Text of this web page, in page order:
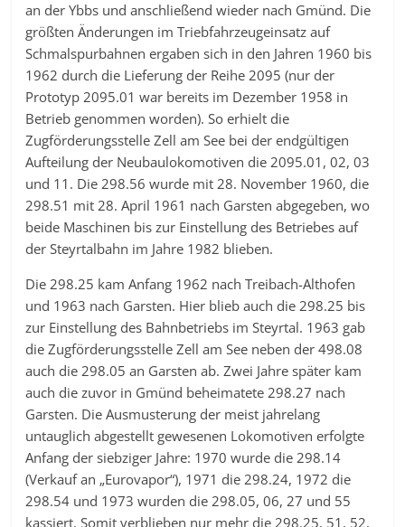
an der Ybbs und anschließend wieder nach Gmünd. Die
größten Änderungen im Triebfahrzeugeinsatz auf
Schmalspurbahnen ergaben sich in den Jahren 1960 bis
1962 durch die Lieferung der Reihe 2095 (nur der
Prototyp 2095.01 war bereits im Dezember 1958 in
Betrieb genommen worden). So erhielt die
Zugförderungsstelle Zell am See bei der endgültigen
Aufteilung der Neubaulokomotiven die 2095.01, 02, 03
und 11. Die 298.56 wurde mit 28. November 1960, die
298.51 mit 28. April 1961 nach Garsten abgegeben, wo
beide Maschinen bis zur Einstellung des Betriebes auf
der Steyrtalbahn im Jahre 1982 blieben.
Die 298.25 kam Anfang 1962 nach Treibach-Althofen
und 1963 nach Garsten. Hier blieb auch die 298.25 bis
zur Einstellung des Bahnbetriebs im Steyrtal. 1963 gab
die Zugförderungsstelle Zell am See neben der 498.08
auch die 298.05 an Garsten ab. Zwei Jahre später kam
auch die zuvor in Gmünd beheimatete 298.27 nach
Garsten. Die Ausmusterung der meist jahrelang
untauglich abgestellt gewesenen Lokomotiven erfolgte
Anfang der siebziger Jahre: 1970 wurde die 298.14
(Verkauf an „Eurovapor“), 1971 die 298.24, 1972 die
298.54 und 1973 wurden die 298.05, 06, 27 und 55
kassiert. Somit verblieben nur mehr die 298.25, 51, 52,